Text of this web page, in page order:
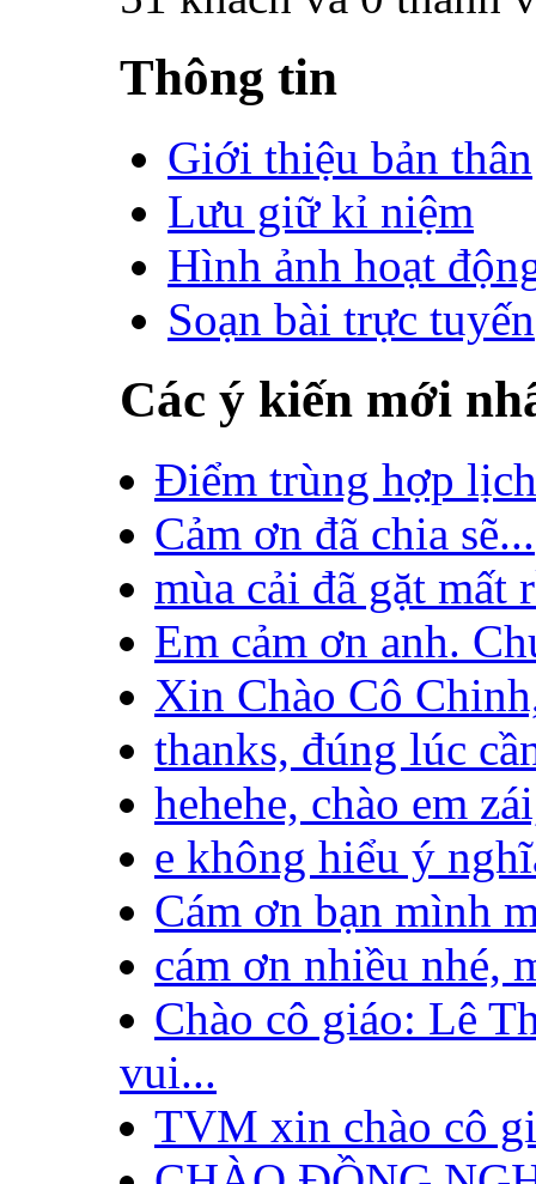
Thông tin
Giới thiệu bản thân
Lưu giữ kỉ niệm
Hình ảnh hoạt
Soạn bài trực tuyến
Các ý kiến mới
Điểm trùng hợp
Cảm ơn đã chia sẽ...
mùa cải đã gặt mất
Em cảm ơn anh.
Xin Chào Cô
thanks, đúng lúc
hehehe, chào em
e không hiểu ý
Cám ơn bạn mình
cám ơn nhiều nhé,
Chào cô giáo: Lê
vui...
TVM xin chào cô